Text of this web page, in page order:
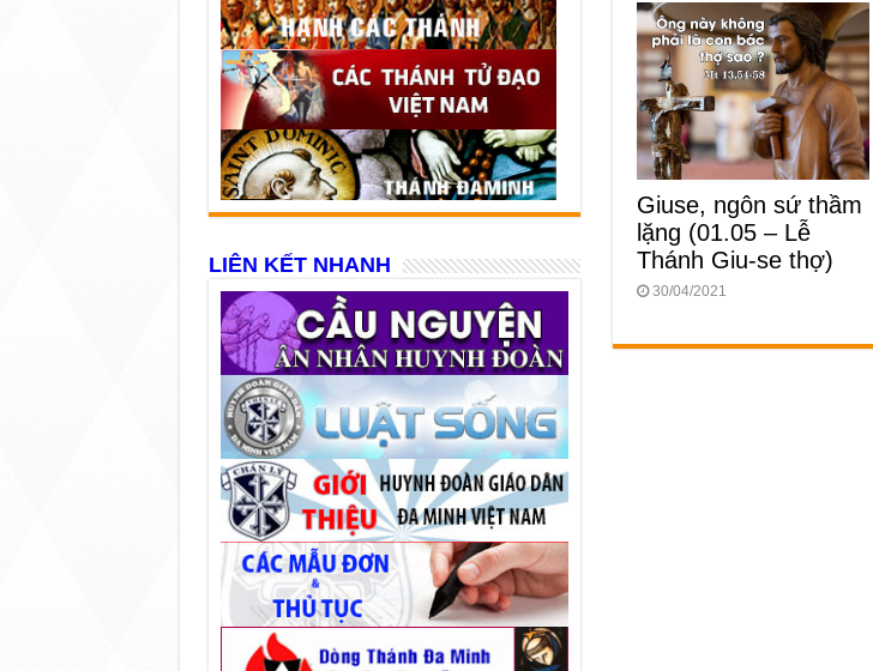
Giuse, ngôn sứ thầm
lặng (01.05 – Lễ
Thánh Giu-se thợ)
30/04/2021
LIÊN KẾT NHANH